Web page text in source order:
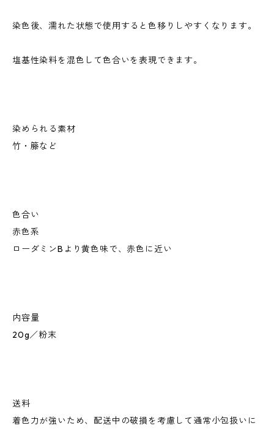
染色後、濡れた状態で使用すると色移りしやすくなります。
塩基性染料を混色して色合いを表現できます。
染められる素材
竹・籐など
色合い
赤色系
ローダミンBより黄色味で、赤色に近い
内容量
20g／粉末
送料
着色力が強いため、配送中の破損を考慮して通常小包扱いに